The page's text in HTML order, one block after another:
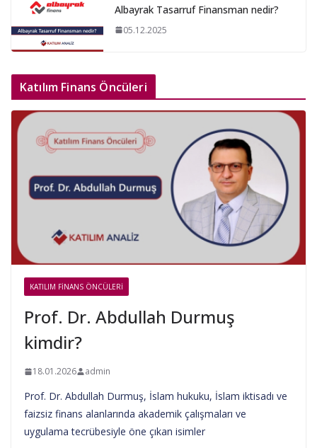
Albayrak Tasarruf Finansman nedir?
05.12.2025
Katılım Finans Öncüleri
KATILIM FINANS ÖNCÜLERI
Prof. Dr. Abdullah Durmuş
kimdir?
18.01.2026 admin
Prof. Dr. Abdullah Durmuş, İslam hukuku, İslam iktisadı ve
faizsiz finans alanlarında akademik çalışmaları ve
uygulama tecrübesiyle öne çıkan isimler